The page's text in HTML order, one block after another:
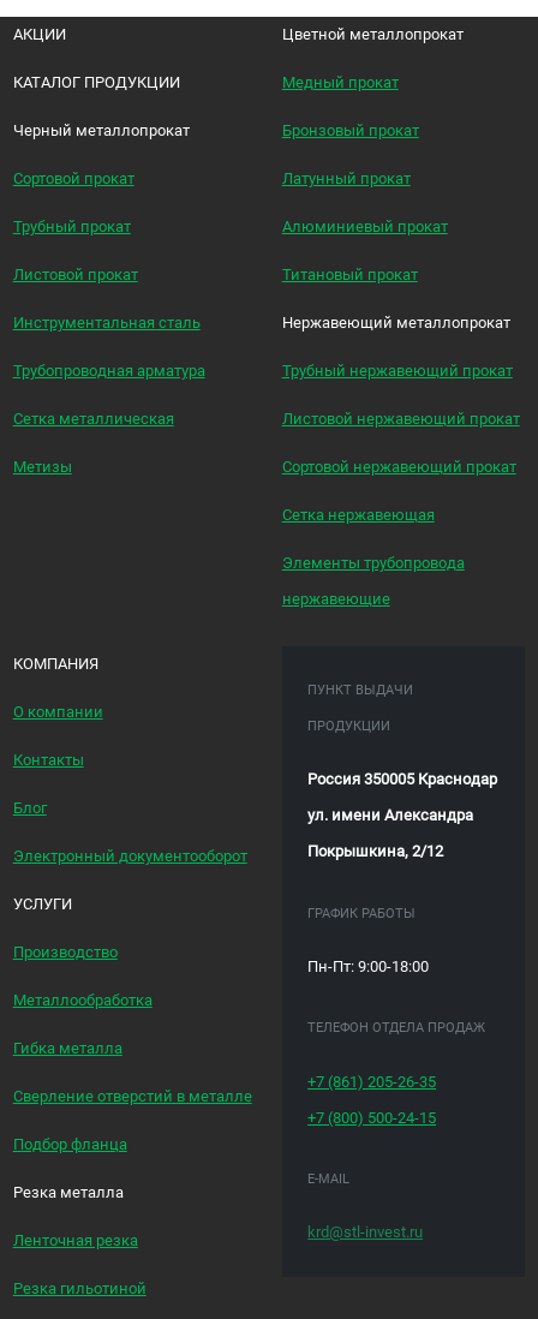
АКЦИИ
КАТАЛОГ ПРОДУКЦИИ
Черный металлопрокат
Сортовой прокат
Трубный прокат
Листовой прокат
Инструментальная сталь
Трубопроводная арматура
Сетка металлическая
Метизы
Цветной металлопрокат
Медный прокат
Бронзовый прокат
Латунный прокат
Алюминиевый прокат
Титановый прокат
Нержавеющий металлопрокат
Трубный нержавеющий прокат
Листовой нержавеющий прокат
Сортовой нержавеющий прокат
Сетка нержавеющая
Элементы трубопровода
нержавеющие
КОМПАНИЯ
О компании
Контакты
Блог
Электронный документооборот
УСЛУГИ
Производство
Металлообработка
Гибка металла
Сверление отверстий в металле
Подбор фланца
Резка металла
Ленточная резка
Резка гильотиной
ПУНКТ ВЫДАЧИ
ПРОДУКЦИИ
Россия 350005 Краснодар
ул. имени Александра
Покрышкина, 2/12
ГРАФИК РАБОТЫ
Пн-Пт: 9:00-18:00
ТЕЛЕФОН ОТДЕЛА ПРОДАЖ
+7 (861)205-26-35
+7 (800) 500-24-15
E-MAIL
krd@stl-invest.ru